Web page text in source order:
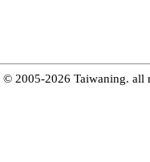
2005-2026 Taiwaning. all